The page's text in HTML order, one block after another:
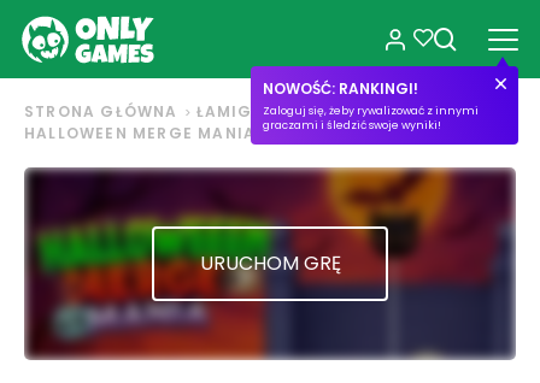
NOWOŚĆ: RANKINGI!
Zaloguj się, żeby rywalizować z innymi
graczami i śledzić swoje wyniki!
STRONA GŁÓWNA
ŁAMIGŁÓWKI
HALLOWEEN MERGE MANIA
URUCHOM GRĘ